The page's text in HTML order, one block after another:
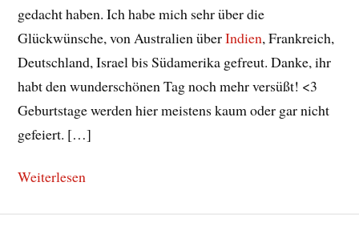
gedacht haben. Ich habe mich sehr über die
Glückwünsche, von Australien überIndien, Frankreich,
Deutschland, Israel bis Südamerika gefreut. Danke, ihr
habt den wunderschönen Tag noch mehr versüßt! <3
Geburtstage werden hier meistens kaum oder gar nicht
gefeiert. […]
Weiterlesen